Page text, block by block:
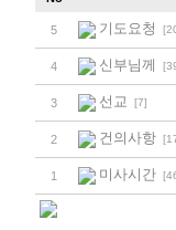
5 기도요청
4 신부님께
3 선교 [7]
2 건의사항
1 미사시간